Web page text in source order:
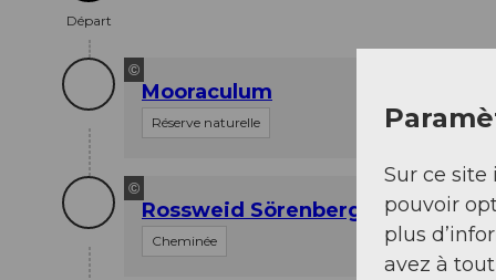
Départ
©
Mooraculum
Réserve naturelle
©
Rossweid Sörenberg
Cheminée
Sur ce site
pouvoir
plus
avez à